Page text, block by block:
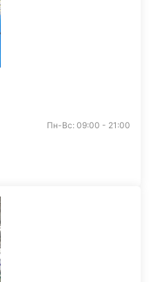
Пн-Вс: 09:00 - 21:00